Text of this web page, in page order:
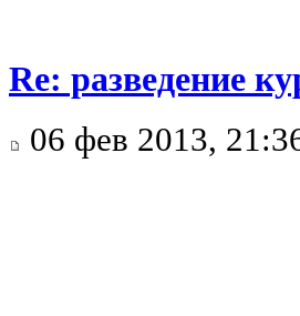
Re: разведение
06 фев 2013,